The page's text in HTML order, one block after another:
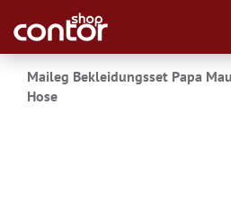
Maileg Bekleidungsset Papa
Hose